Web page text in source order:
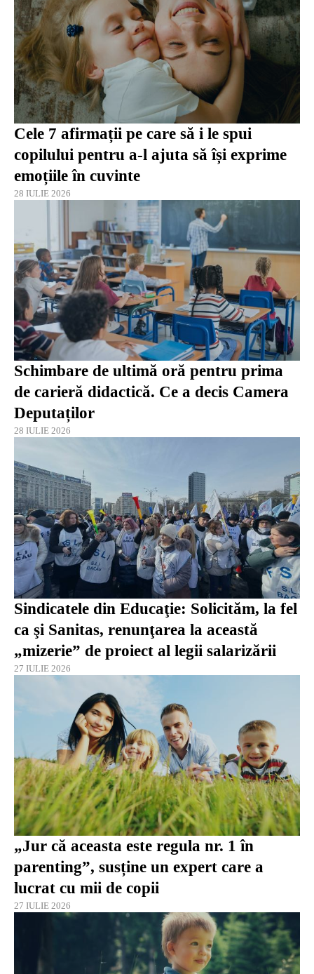
Cele 7 afirmații pe care să i le spui
copilului pentru a-l ajuta să își exprime
emoțiile în cuvinte
28 IULIE 2026
Schimbare de ultimă oră pentru prima
de carieră didactică. Ce a decis Camera
Deputaților
28 IULIE 2026
Sindicatele din Educaţie: Solicităm, la fel
ca şi Sanitas, renunţarea la această
„mizerie” de proiect al legii salarizării
27 IULIE 2026
„Jur că aceasta este regula nr. 1 în
parenting”, susține un expert care a
lucrat cu mii de copii
27 IULIE 2026